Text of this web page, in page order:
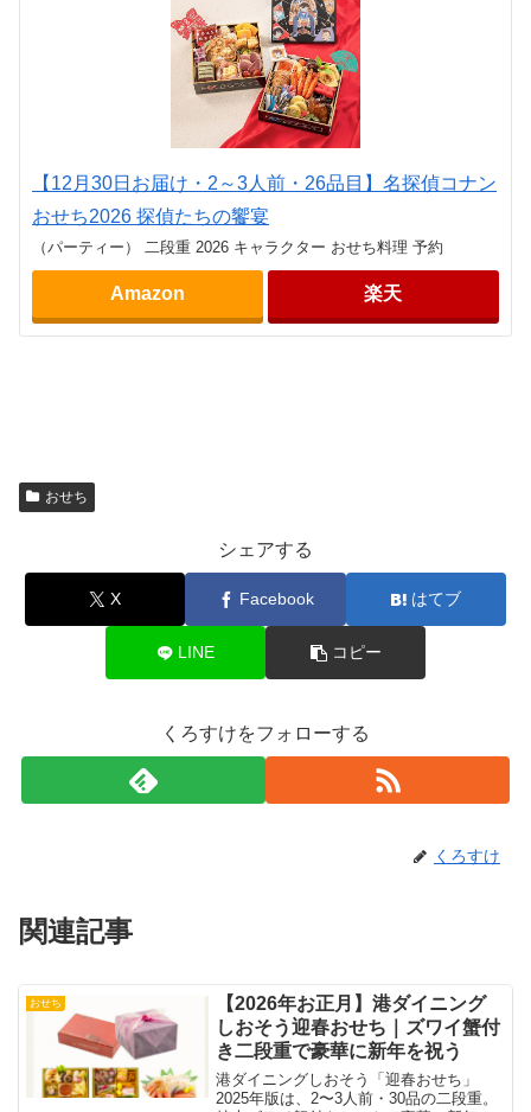
【12月30日お届け・2～3人前・26品目】名探偵コナン
おせち2026 探偵たちの饗宴
（パーティー） 二段重 2026 キャラクター おせち料理 予約
Amazon 楽天
おせち
シェアする
X Facebook はてブ
LINE コピー
くろすけをフォローする
くろすけ
関連記事
おせち
【2026年お正月】港ダイニング
しおそう迎春おせち｜ズワイ蟹付
き二段重で豪華に新年を祝う
港ダイニングしおそう「迎春おせち」
2025年版は、2〜3人前・30品の二段重。